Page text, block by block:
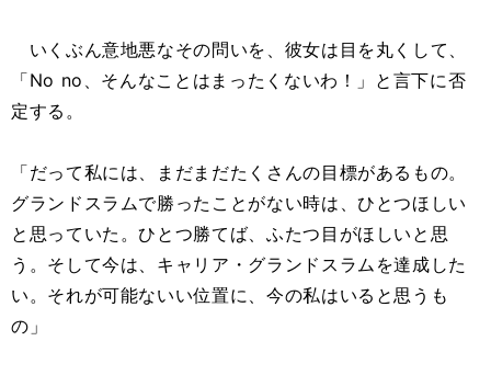
いくぶん意地悪なその問いを、彼女は目を丸くして、
「No no、そんなことはまったくないわ！」と言下に否
定する。
「だって私には、まだまだたくさんの目標があるもの。
グランドスラムで勝ったことがない時は、ひとつほしい
と思っていた。ひとつ勝てば、ふたつ目がほしいと思
う。そして今は、キャリア・グランドスラムを達成した
い。それが可能ないい位置に、今の私はいると思うも
の」